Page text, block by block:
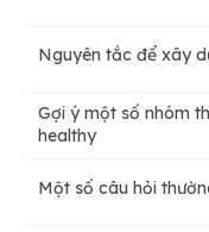
Giảm cân và duy
Điều hòa lượng
Nguyên tắc để xây
Cắt bớt lượng
Gợi ý một số nhóm
healthy
Rau xanh và hoa
Một số câu hỏi